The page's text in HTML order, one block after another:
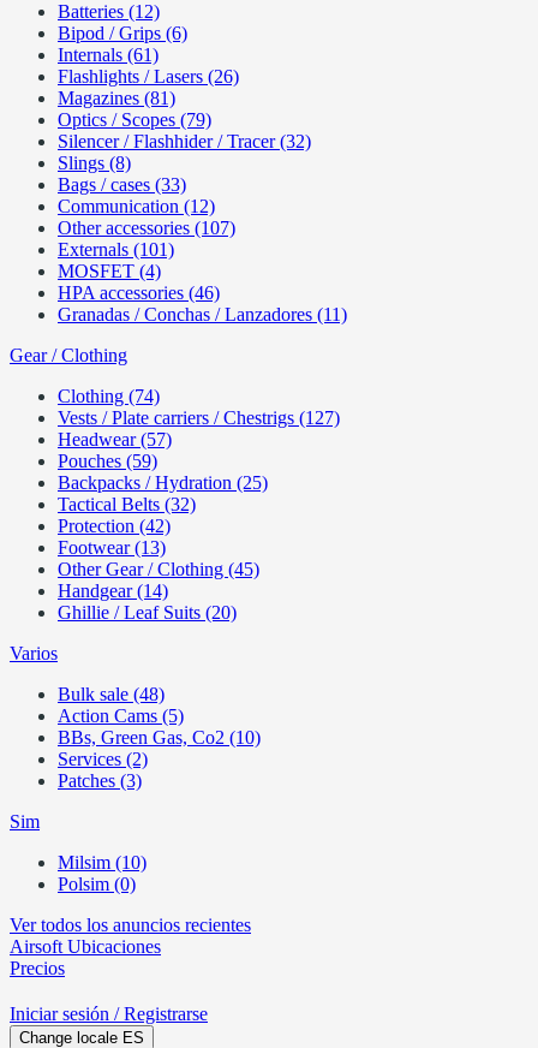
Batteries (12)
Bipod / Grips (6)
Internals (61)
Flashlights / Lasers (26)
Magazines (81)
Optics / Scopes (79)
Silencer / Flashhider / Tracer (32)
Slings (8)
Bags / cases (33)
Communication (12)
Other accessories (107)
Externals (101)
MOSFET (4)
HPA accessories (46)
Granadas / Conchas / Lanzadores (11)
Gear / Clothing
Clothing (74)
Vests / Plate carriers / Chestrigs (127)
Headwear (57)
Pouches (59)
Backpacks / Hydration (25)
Tactical Belts (32)
Protection (42)
Footwear (13)
Other Gear / Clothing (45)
Handgear (14)
Ghillie / Leaf Suits (20)
Varios
Bulk sale (48)
Action Cams (5)
BBs, Green Gas, Co2 (10)
Services (2)
Patches (3)
Sim
Milsim (10)
Polsim (0)
Ver todos los anuncios recientes
Airsoft Ubicaciones
Precios
Iniciar sesión / Registrarse
Change locale ES